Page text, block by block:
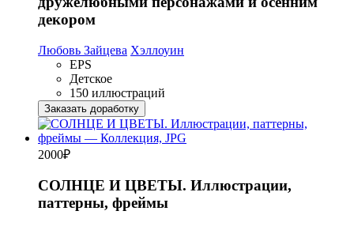
декором
Любовь Зайцева Хэллоуин
EPS
Детское
150 иллюстраций
Заказать доработку
2000₽
СОЛНЦЕ И ЦВЕТЫ. Иллюстрации,
паттерны, фреймы